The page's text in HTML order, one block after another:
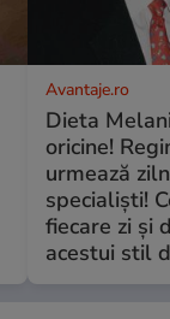
Avantaje.ro
Dieta
oricine!
urmează
specialiști!
fiecare zi și
acestui stil